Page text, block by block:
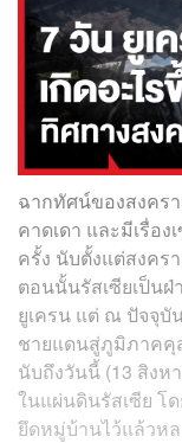
ฉากทัศน์ของสงครา
คาดเดา และมีเรื่อ
ครั้ง นับตั้งแต่สงคร
ตอนนั้นรัสเซียเป็น
ยูเครน แต่ ณ ปัจจุบั
ชายแดนสู่ภูมิภาคคุ
นับถึงวันนี้ (13 สิงห
ในแผ่นดินรัสเซีย โ
ยึดหมู่บ้านไว้แล้วห